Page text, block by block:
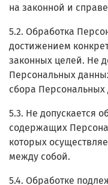
на законной и
5.2. Обработка
достижением
законных целей. Не
Персональных
сбора Персональных
5.3. Не допускается
содержащих
которых
между собой.
5.4. Обработке